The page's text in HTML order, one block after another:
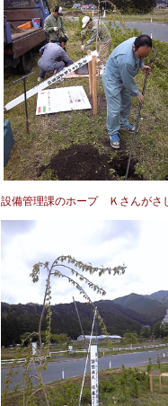
設備管理課のホー